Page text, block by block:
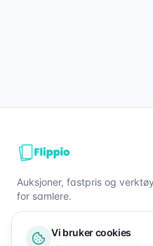
Auksjoner, fastpris og
for samlere.
Vi bruker cookies